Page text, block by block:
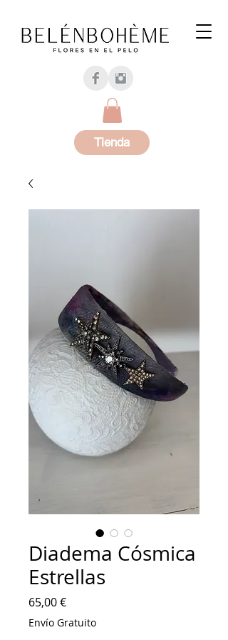
Tienda
Diadema Cósmica
Estrellas
65,00 €Precio
Envío Gratuito